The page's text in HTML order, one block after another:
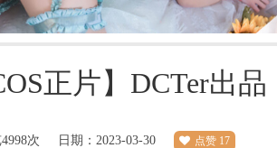
正片】DCTer出
4998次 日期：2023-03-30 点赞 17